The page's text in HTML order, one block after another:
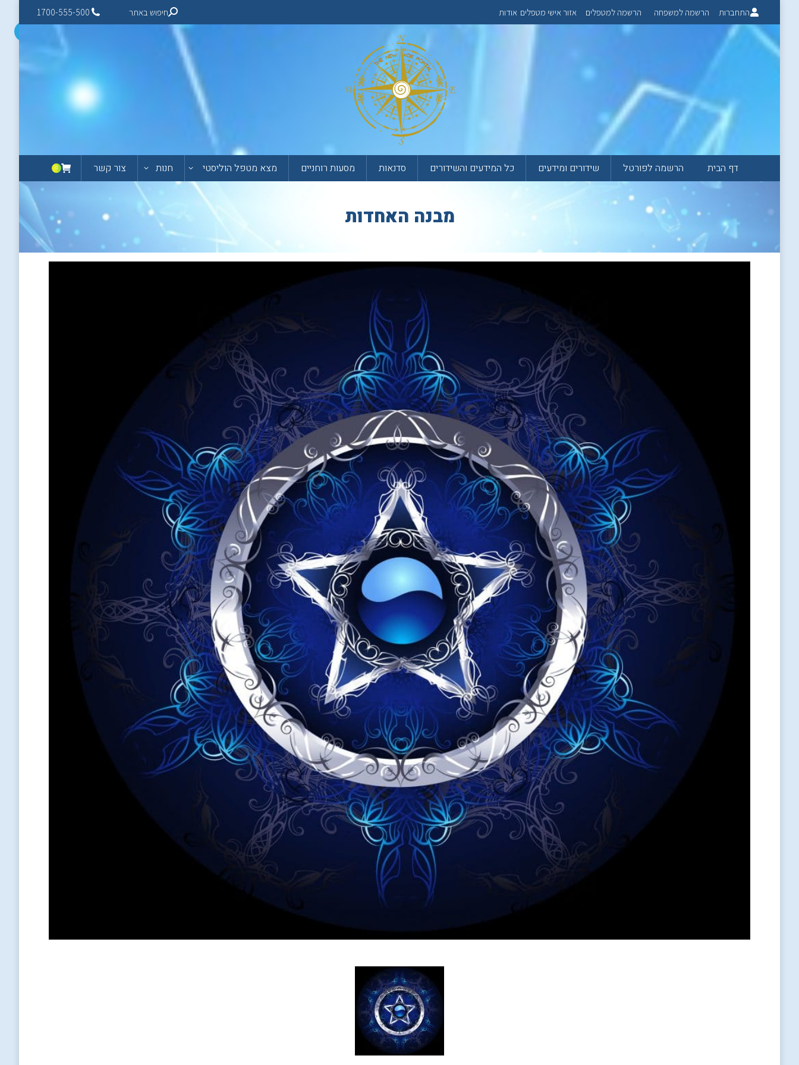
התחברות הרשמה למשפחה הרשמה למטפלים אזור אישי מטפלים אודות חיפוש באתר 1700-555-500
דף הבית הרשמה לפורטל שידורים ומידעים כל המידעים והשידורים סדנאות מסעות רוחניים מצא מטפל הוליסטי חנות צור קשר 0
מבנה האחדות